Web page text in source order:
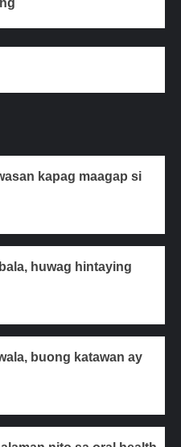
kapag maagap si
huwag hintaying
buong katawan ay